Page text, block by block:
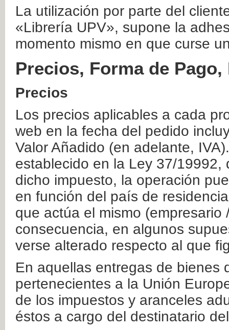
La utilización por parte del
«Librería UPV», supone la
momento mismo en que curse
Precios, Forma de
Precios
Los precios aplicables a cada
web en la fecha del pedido
Valor Añadido (en adelante,
establecido en la Ley 37/
dicho impuesto, la operación
en función del país de
que actúa el mismo
consecuencia, en algunos
verse alterado respecto al que
En aquellas entregas de bienes
pertenecientes a la Unión
de los impuestos y aranceles
éstos a cargo del destinatario